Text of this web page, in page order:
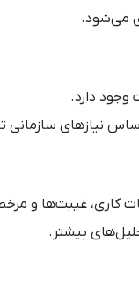
می‌شود.
دارد.
نیازهای سازمانی
کاری، غیبت‌ها و
بیشتر.